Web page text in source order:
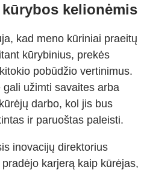
kelionėmis
kad meno kūriniai praeitų
kūrybinius, prekės
pobūdžio vertinimus.
užimti savaites arba
darbo, kol jis bus
ir paruoštas paleisti.
inovacijų direktorius
karjerą kaip kūrėjas,